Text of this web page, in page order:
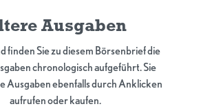
Ausgaben
finden Sie zu diesem Börsenbrief die
chronologisch aufgeführt. Sie
Ausgaben ebenfalls durch Anklicken
aufrufen oder kaufen.